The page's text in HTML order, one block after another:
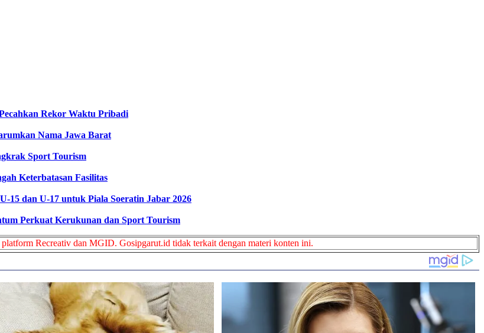
Rekor Waktu Pribadi
Nama Jawa Barat
Sport Tourism
Keterbatasan Fasilitas
15 dan U-17 untuk Piala Soeratin Jabar 2026
Perkuat Kerukunan dan Sport Tourism
Recreativ dan MGID. Gosipgarut.id tidak terkait dengan materi konten ini.